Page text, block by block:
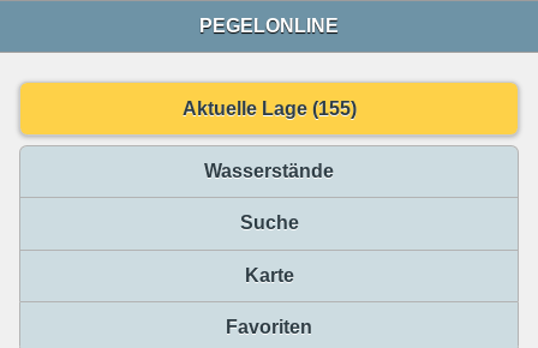
PEGELONLINE
Aktuelle Lage (155)
Wasserstände
Suche
Karte
Favoriten